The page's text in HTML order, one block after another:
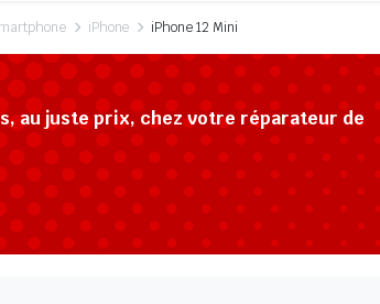
iPhone iPhone 12 Mini
au juste prix, chez votre réparateur de